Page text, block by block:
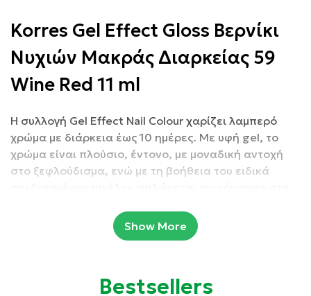
Korres Gel Effect Gloss Βερνίκι
Νυχιών Μακράς Διαρκείας 59
Wine Red 11 ml
Η συλλογή Gel Effect Nail Colour χαρίζει λαμπερό
χρώμα με διάρκεια έως 10 ημέρες. Με υφή gel, το
χρώμα είναι πλούσιο, έντονο, με μοναδική αντοχή
στο ξεφλούδισμα, ενώ με τη βοήθεια του ειδικά
διατηρώντας το λείο φινίρισμα της πρώτης ημέρας.
Τα φυσικά συστατικά της σύνθεσης, όπως θρεπτικό
προβιταμίνη Β5, ενισχύουν την αντοχή και
Show More
Bestsellers